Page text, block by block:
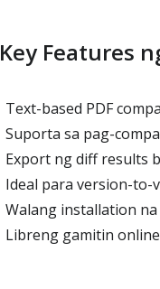
Key Features
Text-based PDF
Suporta sa pag-
Export ng diff results
Ideal para version-to-
Walang installation
Libreng gamitin online